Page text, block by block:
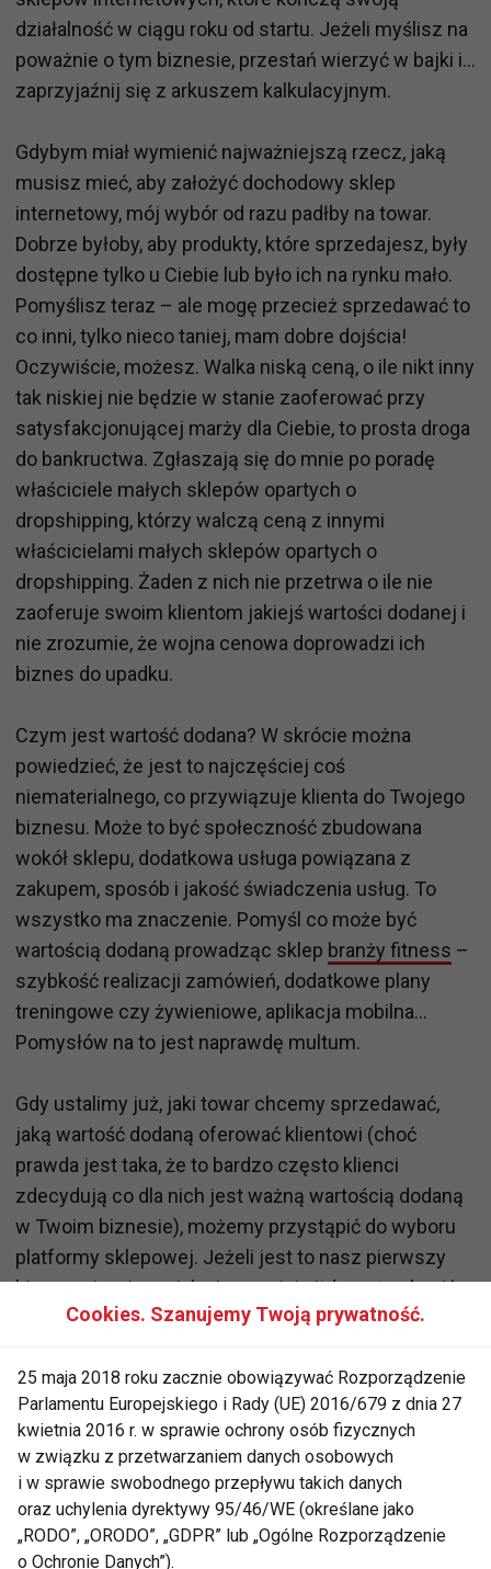
działalność w ciągu roku od startu. Jeżeli myślisz na
poważnie o tym biznesie, przestań wierzyć w bajki i...
zaprzyjaźnij się z arkuszem kalkulacyjnym.
Gdybym miał wymienić najważniejszą rzecz, jaką
musisz mieć, aby założyć dochodowy sklep
internetowy, mój wybór od razu padłby na towar.
Dobrze byłoby, aby produkty, które sprzedajesz, były
dostępne tylko u Ciebie lub było ich na rynku mało.
Pomyślisz teraz – ale mogę przecież sprzedawać to
co inni, tylko nieco taniej, mam dobre dojścia!
Oczywiście, możesz. Walka niską ceną, o ile nikt inny
tak niskiej nie będzie w stanie zaoferować przy
satysfakcjonującej marży dla Ciebie, to prosta droga
do bankructwa. Zgłaszają się do mnie po poradę
właściciele małych sklepów opartych o
dropshipping, którzy walczą ceną z innymi
właścicielami małych sklepów opartych o
dropshipping. Żaden z nich nie przetrwa o ile nie
zaoferuje swoim klientom jakiejś wartości dodanej i
nie zrozumie, że wojna cenowa doprowadzi ich
biznes do upadku.
Czym jest wartość dodana? W skrócie można
powiedzieć, że jest to najczęściej coś
niematerialnego, co przywiązuje klienta do Twojego
biznesu. Może to być społeczność zbudowana
wokół sklepu, dodatkowa usługa powiązana z
zakupem, sposób i jakość świadczenia usług. To
wszystko ma znaczenie. Pomyśl co może być
wartością dodaną prowadząc sklep branży fitness –
szybkość realizacji zamówień, dodatkowe plany
treningowe czy żywieniowe, aplikacja mobilna...
Pomysłów na to jest naprawdę multum.
Gdy ustalimy już, jaki towar chcemy sprzedawać,
jaką wartość dodaną oferować klientowi (choć
prawda jest taka, że to bardzo często klienci
zdecydują co dla nich jest ważną wartością dodaną
w Twoim biznesie), możemy przystąpić do wyboru
platformy sklepowej. Jeżeli jest to nasz pierwszy
biznes, nie wiemy jak się rozwinie itd. warto skupić
się na platformach gotowych, działających w
przedsięwzięciom zarówno adekwatne narzędzia
oraz funkcjonalności jak i ograniczą niepotrzebne
koszty.
Gdy już mamy to wszystko, nadszedł czas na jeden
z trudniejszych momentów czyli skierowanie do
Cookies. Szanujemy Twoją prywatność.
25 maja 2018 roku zacznie obowiązywać Rozporządzenie
Parlamentu Europejskiego i Rady (UE) 2016/679 z dnia 27
kwietnia 2016 r. w sprawie ochrony osób fizycznych
w związku z przetwarzaniem danych osobowych
i w sprawie swobodnego przepływu takich danych
oraz uchylenia dyrektywy 95/46/WE (określane jako
„RODO”, „ORODO”, „GDPR” lub „Ogólne Rozporządzenie
o Ochronie Danych”).